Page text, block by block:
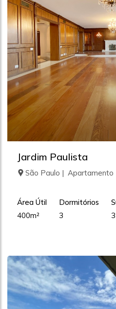
Jardim Paulista
São Paulo | Apartamento
Área Útil
400m²
Dormitórios
3
3